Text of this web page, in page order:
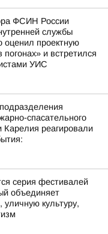
ФСИН России
службы
оценил проектную
и встретился
УИС
спасательного
Карелия реагировали
серия фестивалей
объединяет
уличную культуру,